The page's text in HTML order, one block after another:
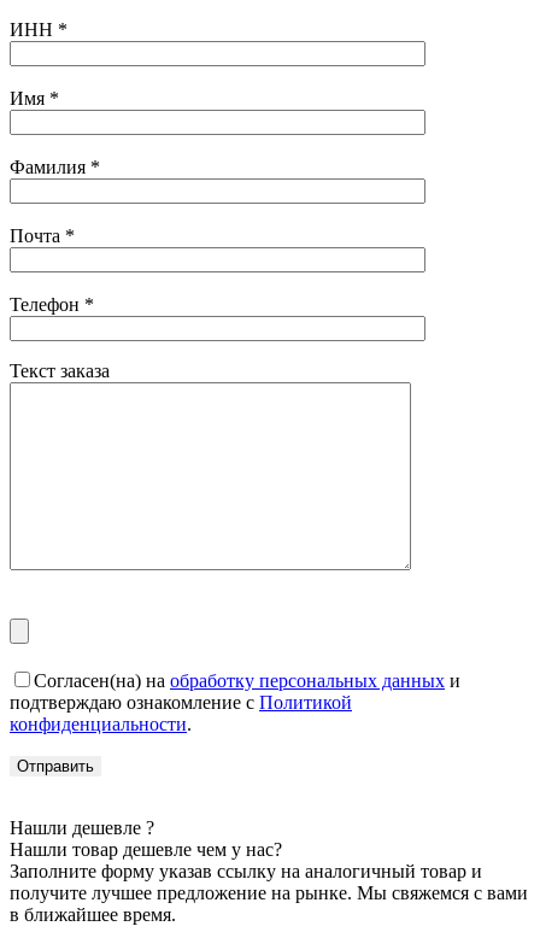
ИНН *
Имя *
Фамилия *
Почта *
Телефон *
Текст заказа
Согласен(на) на обработку персональных данных и
подтверждаю ознакомление с Политикой
конфиденциальности.
Нашли дешевле ?
Нашли товар дешевле чем у нас?
Заполните форму указав ссылку на аналогичный товар и
получите лучшее предложение на рынке. Мы свяжемся с вами
в ближайшее время.